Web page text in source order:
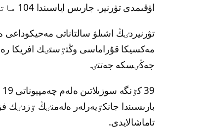
اۋقىمدى تۋرنير. جارىس اياسىندا 104 ماتچ ٶتكٸزٸلەدٸ.
تۋرنيردٸڭ اشىلۋ سالتاناتى مەحيكوداعى
جەڭٸسكە جەتتٸ.
بارىسىندا جانكٷيەرلەر ەلەمنٸڭ ٷزدٸك
تاماشالايدى.